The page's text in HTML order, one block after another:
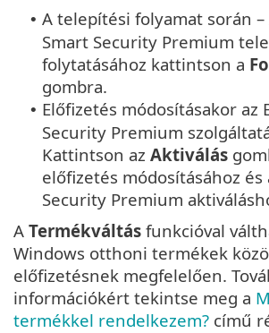
• A telepítési folyamat során –
Smart Security Premium
folytatásához kattintson a
gombra.
• Előfizetés módosításakor az
Security Premium
Kattintson az Aktiválás
előfizetés módosításához és
Security Premium
A Termékváltás funkcióval
Windows otthoni termékek
előfizetésnek megfelelően.
információkért tekintse meg a
termékkel rendelkezem? című